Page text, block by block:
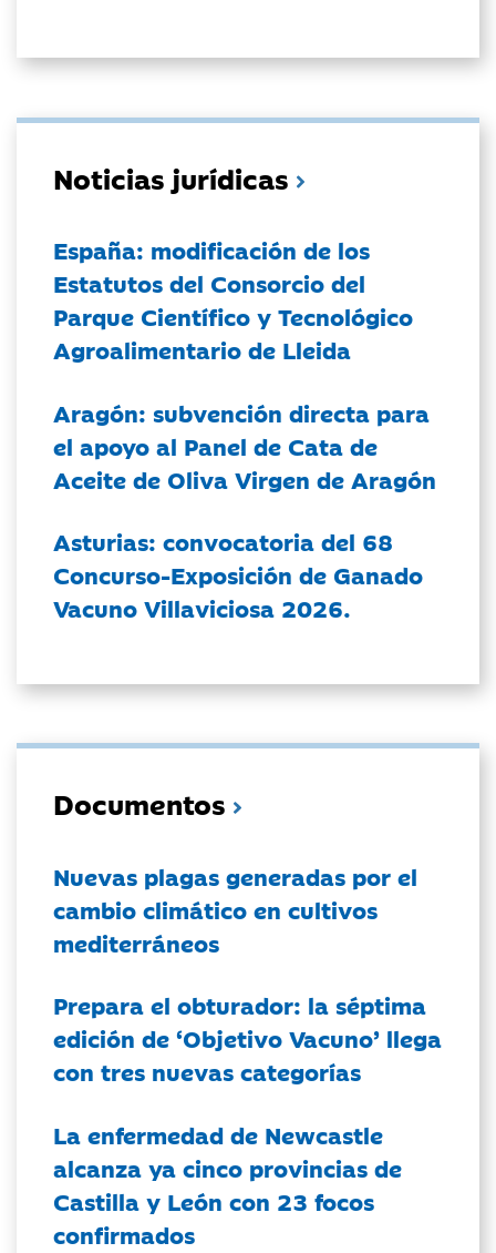
Noticias jurídicas
España: modificación de los
Estatutos del Consorcio del
Parque Científico y Tecnológico
Agroalimentario de Lleida
Aragón: subvención directa para
el apoyo al Panel de Cata de
Aceite de Oliva Virgen de Aragón
Asturias: convocatoria del 68
Concurso-Exposición de Ganado
Vacuno Villaviciosa 2026.
Documentos
Nuevas plagas generadas por el
cambio climático en cultivos
mediterráneos
Prepara el obturador: la séptima
edición de ‘Objetivo Vacuno’ llega
con tres nuevas categorías
La enfermedad de Newcastle
alcanza ya cinco provincias de
Castilla y León con 23 focos
confirmados